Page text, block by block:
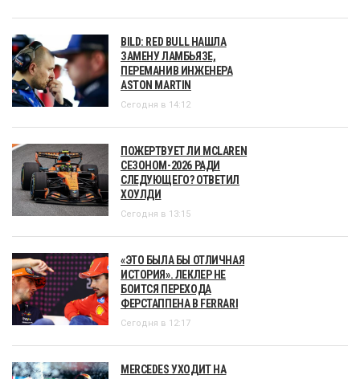
BILD: RED BULL НАШЛА
ЗАМЕНУ ЛАМБЬЯЗЕ,
ПЕРЕМАНИВ ИНЖЕНЕРА
ASTON MARTIN
Сегодня в 14:12
ПОЖЕРТВУЕТ ЛИ MCLAREN
СЕЗОНОМ-2026 РАДИ
СЛЕДУЮЩЕГО? ОТВЕТИЛ
ХОУЛДИ
Сегодня в 13:15
«ЭТО БЫЛА БЫ ОТЛИЧНАЯ
ИСТОРИЯ». ЛЕКЛЕР НЕ
БОИТСЯ ПЕРЕХОДА
ФЕРСТАППЕНА В FERRARI
Сегодня в 12:17
MERCEDES УХОДИТ НА